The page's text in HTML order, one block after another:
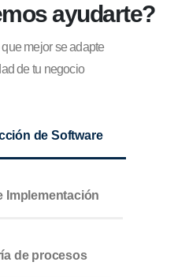
ayudarte?
mejor se adapte
de tu negocio
de Software
Implementación
de procesos